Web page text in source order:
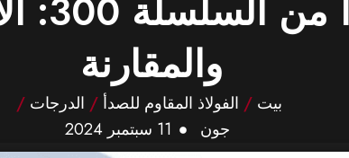
والمقارنة
بيت / الفولاذ المقاوم للصدأ / الدرجات /
جون
11 سبتمبر 2024